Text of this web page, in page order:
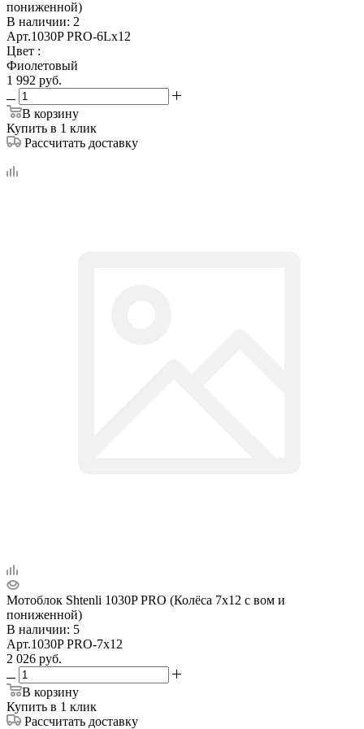
пониженной)
В наличии: 2
Арт.1030P PRO-6Lх12
Цвет :
Фиолетовый
1 992 руб.
В корзину
Купить в 1 клик
Рассчитать доставку
Мотоблок Shtenli 1030P PRO (Колёса 7х12 с вом и
пониженной)
В наличии: 5
Арт.1030P PRO-7х12
2 026 руб.
В корзину
Купить в 1 клик
Рассчитать доставку